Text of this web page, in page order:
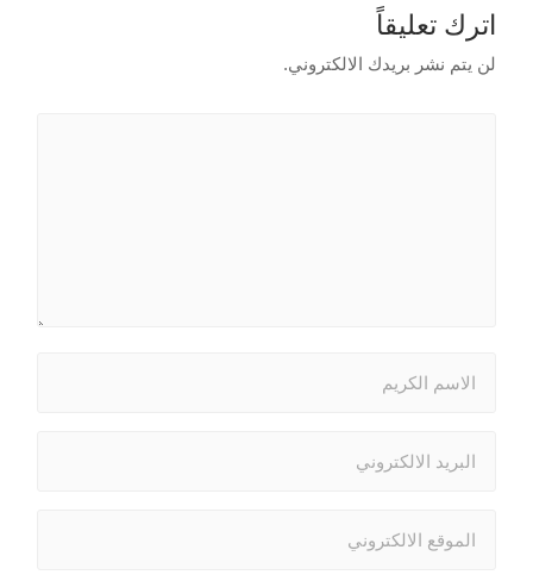
اترك تعليقاً
لن يتم نشر بريدك الالكتروني.